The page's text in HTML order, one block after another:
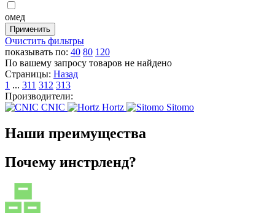
омед
Очистить фильтры
показывать по: 40 80 120
По вашему запросу товаров не найдено
Страницы: Назад
1 ... 311 312 313
Производители:
CNIC
Hortz Sitomo
Наши преимущества
Почему инстрленд?